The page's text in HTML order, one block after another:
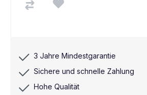
3 Jahre Mindestgarantie
Sichere und schnelle Zahlung
Hohe Qualität